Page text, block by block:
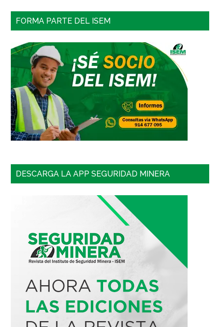
FORMA PARTE DEL ISEM
DESCARGA LA APP SEGURIDAD MINERA